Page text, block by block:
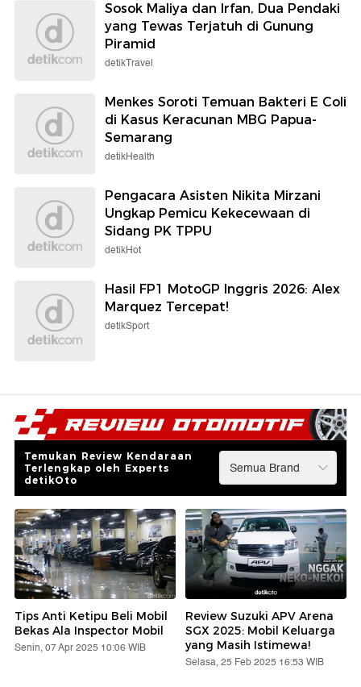
Sosok Maliya dan Irfan, Dua Pendaki
yang Tewas Terjatuh di Gunung
Piramid
detikTravel
Menkes Soroti Temuan Bakteri E Coli
di Kasus Keracunan MBG Papua-
Semarang
detikHealth
Pengacara Asisten Nikita Mirzani
Ungkap Pemicu Kekecewaan di
Sidang PK TPPU
detikHot
Hasil FP1 MotoGP Inggris 2026: Alex
Marquez Tercepat!
detikSport
Temukan Review Kendaraan
Terlengkap oleh Experts
detikOto
Tips Anti Ketipu Beli Mobil
Bekas Ala Inspector Mobil
Senin, 07 Apr 2025 10:06 WIB
Review Suzuki APV Arena
SGX 2025: Mobil Keluarga
yang Masih Istimewa!
Selasa, 25 Feb 2025 16:53 WIB